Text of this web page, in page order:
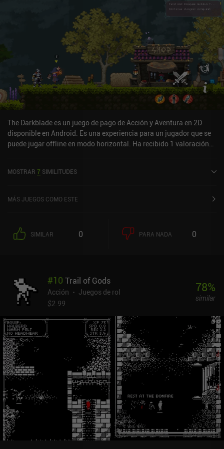
elevar nuestro «nivel de amenaza», lo que puede dar lugar a
trampas, enemigos adicionales o un perseguidor que mata al
instante, aunque podemos reducirlo en algunas salas de seguridad
poco frecuentes mediante rompecabezas de imágenes
sorprendentemente complicados. Las partidas siguen siendo
gratificantes porque casi todo lo que hacemos impulsa algún tipo
de progresión, y el ritmo es lo suficientemente rápido como para
crear ese bucle de «una partida más». Lia: Hacking Destiny es un
juego de pago tanto para Android como para iOS. Puede que no
innove en la fórmula roguelite, pero es una sorpresa ingeniosa y
ágil con un movimiento excelente, armas satisfactorias y una
curva de poder constante. Una elección sólida si te apetece un
juego de acción rápido basado en partidas.
The Darkblade es un juego de pago de Acción y Aventura en 2D
disponible en Android. Es una experiencia para un jugador que se
puede jugar offline en modo horizontal. Ha recibido 1 valoración
MOSTRAR 7 SIMILITUDES
MÁS JUEGOS COMO ESTE
SIMILAR 0 PARA NADA 0
#10 Trail of Gods
Acción
Juegos de rol
$2.99
78%
similar